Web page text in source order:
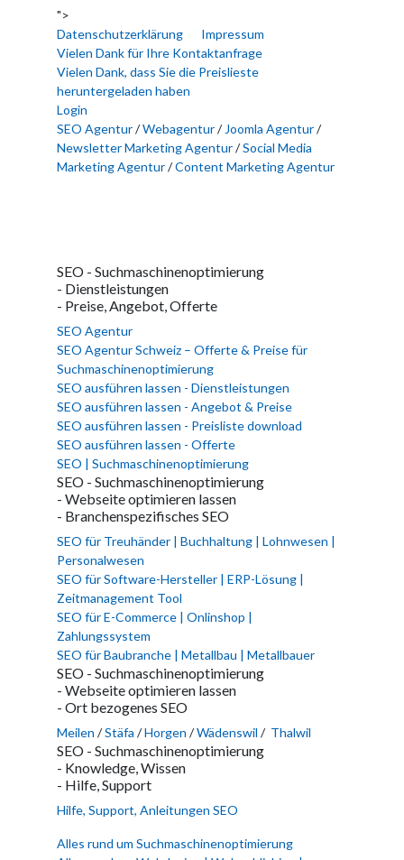
">
Datenschutzerklärung
Impressum
Vielen Dank für Ihre Kontaktanfrage
Vielen Dank, dass Sie die Preislieste
heruntergeladen haben
Login
SEO Agentur/Webagentur/Joomla Agentur/
Newsletter Marketing Agentur/Social Media
Marketing Agentur/Content Marketing Agentur
SEO - Suchmaschinenoptimierung
- Dienstleistungen
- Preise, Angebot, Offerte
SEO Agentur
SEO Agentur Schweiz – Offerte & Preise für
Suchmaschinenoptimierung
SEO ausführen lassen - Dienstleistungen
SEO ausführen lassen - Angebot & Preise
SEO ausführen lassen - Preisliste download
SEO ausführen lassen - Offerte
SEO | Suchmaschinenoptimierung
SEO - Suchmaschinenoptimierung
- Webseite optimieren lassen
- Branchenspezifisches SEO
SEO für Treuhänder | Buchhaltung | Lohnwesen |
Personalwesen
SEO für Software-Hersteller | ERP-Lösung |
Zeitmanagement Tool
SEO für E-Commerce | Onlinshop |
Zahlungssystem
SEO für Baubranche | Metallbau | Metallbauer
SEO - Suchmaschinenoptimierung
- Webseite optimieren lassen
- Ort bezogenes SEO
Meilen /Stäfa /Horgen /Wädenswil / Thalwil
SEO - Suchmaschinenoptimierung
- Knowledge, Wissen
- Hilfe, Support
Hilfe, Support, Anleitungen SEO
Alles rund um Suchmaschinenoptimierung